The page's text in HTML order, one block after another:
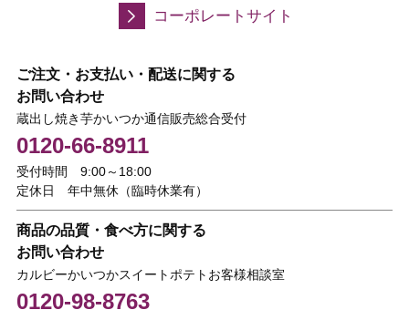
コーポレートサイト
ご注文・お支払い・配送に関する
お問い合わせ
蔵出し焼き芋かいつか通信販売総合受付
0120-66-8911
受付時間 9:00～18:00
定休日 年中無休（臨時休業有）
商品の品質・食べ方に関する
お問い合わせ
カルビーかいつかスイートポテトお客様相談室
0120-98-8763